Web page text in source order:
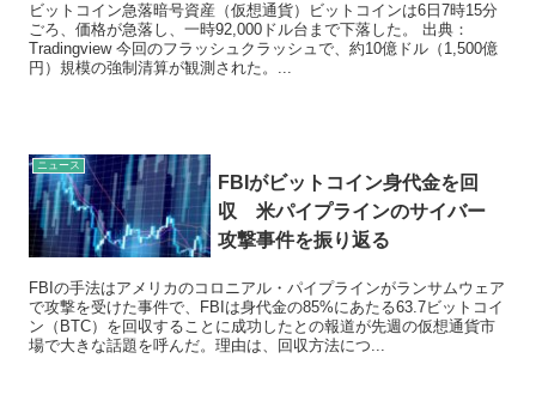
ビットコイン急落暗号資産（仮想通貨）ビットコインは6日7時15分
ごろ、価格が急落し、一時92,000ドル台まで下落した。 出典：
Tradingview 今回のフラッシュクラッシュで、約10億ドル（1,500億
円）規模の強制清算が観測された。...
ニュース
FBIがビットコイン身代金を回
収 米パイプラインのサイバー
攻撃事件を振り返る
FBIの手法はアメリカのコロニアル・パイプラインがランサムウェア
で攻撃を受けた事件で、FBIは身代金の85%にあたる63.7ビットコイ
ン（BTC）を回収することに成功したとの報道が先週の仮想通貨市
場で大きな話題を呼んだ。理由は、回収方法につ...